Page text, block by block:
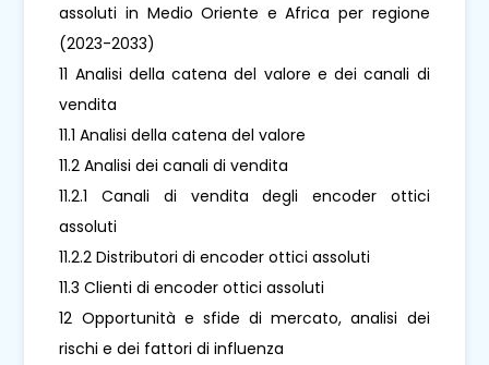
assoluti in Medio Oriente e Africa per regione
(2023-2033)
11 Analisi della catena del valore e dei canali di
vendita
11.1 Analisi della catena del valore
11.2 Analisi dei canali di vendita
11.2.1 Canali di vendita degli encoder ottici
assoluti
11.2.2 Distributori di encoder ottici assoluti
11.3 Clienti di encoder ottici assoluti
12 Opportunità e sfide di mercato, analisi dei
rischi e dei fattori di influenza